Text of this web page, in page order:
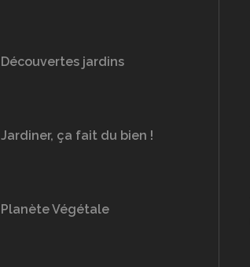
Découvertes jardins
Jardiner, ça fait du bien !
Planète Végétale